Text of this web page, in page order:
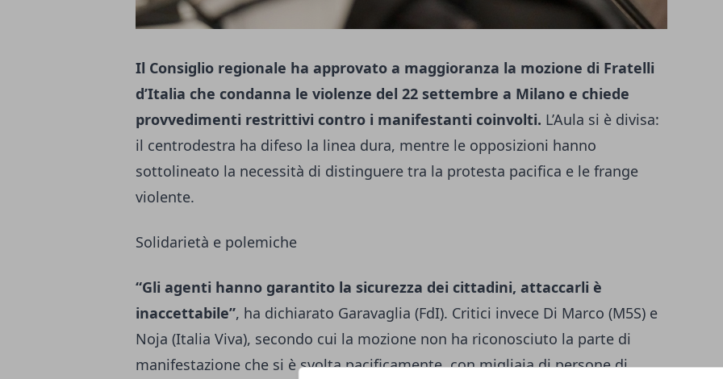
Il Consiglio regionale ha approvato a maggioranza la mozione di Fratelli
d’Italia che condanna le violenze del 22 settembre a Milano e chiede
provvedimenti restrittivi contro i manifestanti coinvolti. L’Aula si è divisa:
il centrodestra ha difeso la linea dura, mentre le opposizioni hanno
sottolineato la necessità di distinguere tra la protesta pacifica e le frange
violente.
Solidarietà e polemiche
“Gli agenti hanno garantito la sicurezza dei cittadini, attaccarli è
inaccettabile”, ha dichiarato Garavaglia (FdI). Critici invece Di Marco (M5S) e
Noja (Italia Viva), secondo cui la mozione non ha riconosciuto la parte di
manifestazione che si è svolta pacificamente, con migliaia di persone di